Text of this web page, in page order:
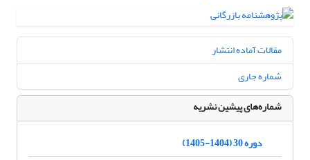
مقالات آماده انتشار
شماره جاری
شماره‌های پیشین نشریه
دوره 30 (1404-1405)